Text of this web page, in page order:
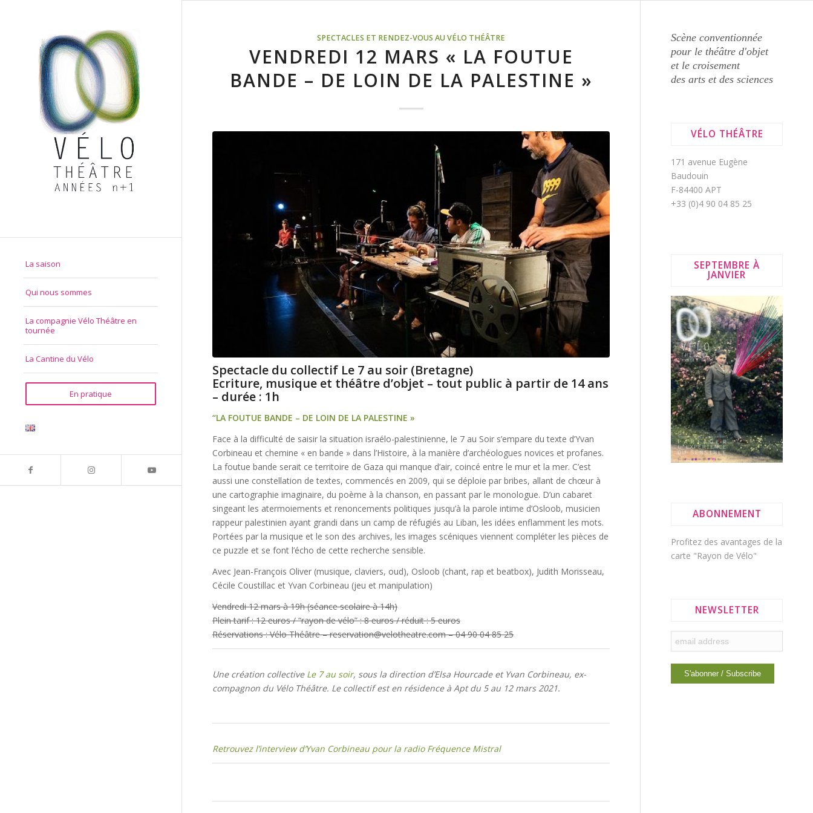
La saison
Qui nous sommes
La compagnie Vélo Théâtre en
tournée
La Cantine du Vélo
En pratique
SPECTACLES ET RENDEZ-VOUS AU VÉLO THÉÂTRE
VENDREDI 12 MARS « LA FOUTUE
BANDE – DE LOIN DE LA PALESTINE »
Spectacle du collectif Le 7 au soir (Bretagne)
Ecriture, musique et théâtre d’objet – tout public à partir de 14 ans
– durée : 1h
“LA FOUTUE BANDE – DE LOIN DE LA PALESTINE »
Face à la difficulté de saisir la situation israélo-palestinienne, le 7 au Soir s’empare du texte d’Yvan
Corbineau et chemine « en bande » dans l’Histoire, à la manière d’archéologues novices et profanes.
La foutue bande serait ce territoire de Gaza qui manque d’air, coincé entre le mur et la mer. C’est
aussi une constellation de textes, commencés en 2009, qui se déploie par bribes, allant de chœur à
une cartographie imaginaire, du poème à la chanson, en passant par le monologue. D’un cabaret
singeant les atermoiements et renoncements politiques jusqu’à la parole intime d’Osloob, musicien
rappeur palestinien ayant grandi dans un camp de réfugiés au Liban, les idées enflamment les mots.
Portées par la musique et le son des archives, les images scéniques viennent compléter les pièces de
ce puzzle et se font l’écho de cette recherche sensible.
Avec Jean-François Oliver (musique, claviers, oud), Osloob (chant, rap et beatbox), Judith Morisseau,
Cécile Coustillac et Yvan Corbineau (jeu et manipulation)
Vendredi 12 mars à 19h (séance scolaire à 14h)
Plein tarif : 12 euros / “rayon de vélo” : 8 euros / réduit : 5 euros
Réservations : Vélo Théâtre – reservation@velotheatre.com – 04 90 04 85 25
Une création collective Le 7 au soir, sous la direction d’Elsa Hourcade et Yvan Corbineau, ex-
compagnon du Vélo Théâtre. Le collectif est en résidence à Apt du 5 au 12 mars 2021.
Retrouvez l’interview d’Yvan Corbineau pour la radio Fréquence Mistral
Scène conventionnée
pour le théâtre d'objet
et le croisement
des arts et des sciences
VÉLO THÉÂTRE
171 avenue Eugène
Baudouin
F-84400 APT
+33 (0)4 90 04 85 25
SEPTEMBRE À
JANVIER
ABONNEMENT
Profitez des avantages de la
carte "Rayon de Vélo"
NEWSLETTER